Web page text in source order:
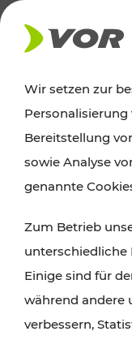
AKTUELLES
News
Alle wichtigen
finden Sie hier
Wir setzen zur
Bereitstellung
sowie Analyse
genannte
Zum Betrieb
unterschiedliche
Einige sind für
während andere
verbessern,